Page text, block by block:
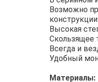
Возможно
Высокая
Скользящее
Всегда и
Удобный
Материалы: